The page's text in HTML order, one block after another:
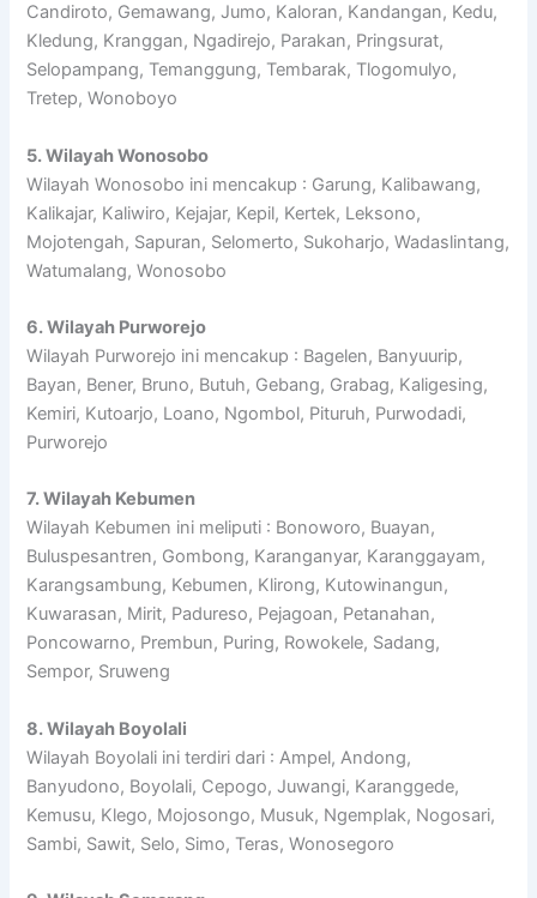
Candiroto, Gemawang, Jumo, Kaloran, Kandangan, Kedu,
Kledung, Kranggan, Ngadirejo, Parakan, Pringsurat,
Selopampang, Temanggung, Tembarak, Tlogomulyo,
Tretep, Wonoboyo
5. Wilayah Wonosobo
Wilayah Wonosobo ini mencakup : Garung, Kalibawang,
Kalikajar, Kaliwiro, Kejajar, Kepil, Kertek, Leksono,
Mojotengah, Sapuran, Selomerto, Sukoharjo, Wadaslintang,
Watumalang, Wonosobo
6. Wilayah Purworejo
Wilayah Purworejo ini mencakup : Bagelen, Banyuurip,
Bayan, Bener, Bruno, Butuh, Gebang, Grabag, Kaligesing,
Kemiri, Kutoarjo, Loano, Ngombol, Pituruh, Purwodadi,
Purworejo
7. Wilayah Kebumen
Wilayah Kebumen ini meliputi : Bonoworo, Buayan,
Buluspesantren, Gombong, Karanganyar, Karanggayam,
Karangsambung, Kebumen, Klirong, Kutowinangun,
Kuwarasan, Mirit, Padureso, Pejagoan, Petanahan,
Poncowarno, Prembun, Puring, Rowokele, Sadang,
Sempor, Sruweng
8. Wilayah Boyolali
Wilayah Boyolali ini terdiri dari : Ampel, Andong,
Banyudono, Boyolali, Cepogo, Juwangi, Karanggede,
Kemusu, Klego, Mojosongo, Musuk, Ngemplak, Nogosari,
Sambi, Sawit, Selo, Simo, Teras, Wonosegoro